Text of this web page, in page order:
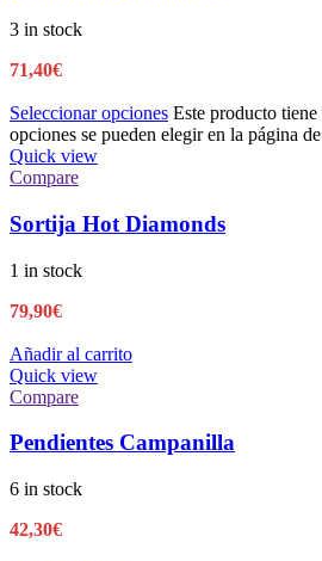
3 in stock
71,40€
Seleccionar opciones Este producto
opciones se pueden elegir en la página
Quick view
Compare
Sortija Hot Diamonds
1 in stock
79,90€
Añadir al carrito
Quick view
Compare
Pendientes Campanilla
6 in stock
42,30€